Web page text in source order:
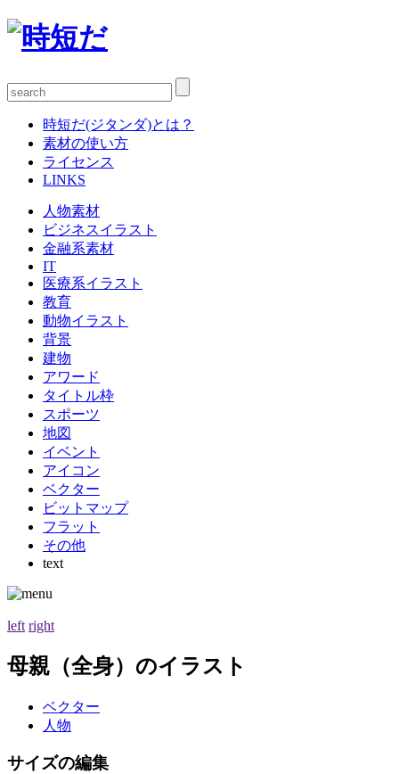
時短だ(ジタンダ)とは？
素材の使い方
ライセンス
LINKS
人物素材
ビジネスイラスト
金融系素材
IT
医療系イラスト
教育
動物イラスト
背景
建物
アワード
タイトル枠
スポーツ
地図
イベント
アイコン
ベクター
ビットマップ
フラット
その他
text
left right
母親（全身）のイラスト
ベクター
人物
サイズの編集